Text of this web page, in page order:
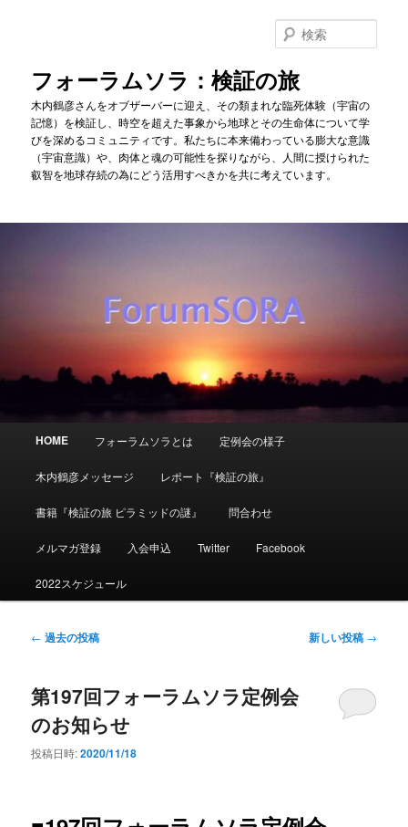
フォーラムソラ：検証の旅
木内鶴彦さんをオブザーバーに迎え、その類まれな臨死体験（宇宙の
記憶）を検証し、時空を超えた事象から地球とその生命体について学
びを深めるコミュニティです。私たちに本来備わっている膨大な意識
（宇宙意識）や、肉体と魂の可能性を探りながら、人間に授けられた
叡智を地球存続の為にどう活用すべきかを共に考えています。
索
HOME フォーラムソラとは 定例会の様子
木内鶴彦メッセージ レポート『検証の旅』
書籍『検証の旅 ピラミッドの謎』 問合わせ
メルマガ登録 入会申込 Twitter Facebook
2022スケジュール
投
ビ
ゲ
ー
シ
← 過去の投稿 新しい投稿 →
第197回フォーラムソラ定例会
のお知らせ
投稿日時:2020/11/18